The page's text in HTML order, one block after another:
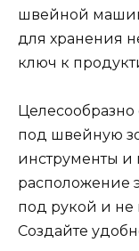
швейной
для хранения
ключ к
Целесообразно
под швейную
инструменты и
расположение
под рукой и
Создайте